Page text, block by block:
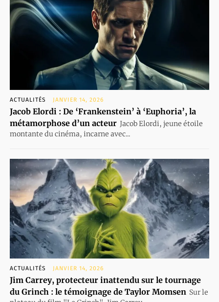
ACTUALITÉS JANVIER 14, 2026
Jacob Elordi : De ‘Frankenstein’ à ‘Euphoria’, la
métamorphose d’un acteur Jacob Elordi, jeune étoile
montante du cinéma, incarne avec...
ACTUALITÉS JANVIER 14, 2026
Jim Carrey, protecteur inattendu sur le tournage
du Grinch : le témoignage de Taylor Momsen Sur le